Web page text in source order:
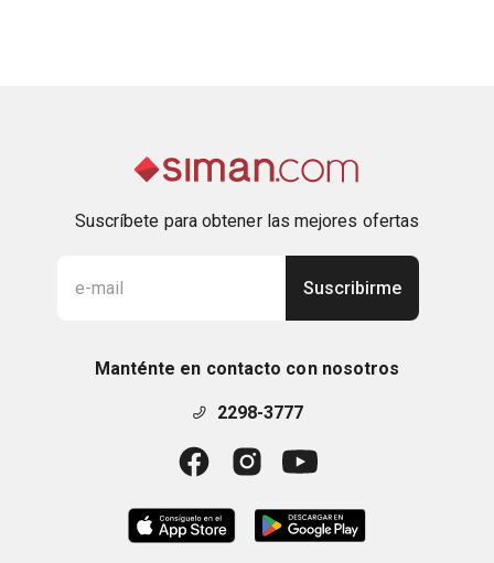
Suscríbete para obtener las mejores ofertas
Suscribirme
Manténte en contacto con nosotros
2298-3777